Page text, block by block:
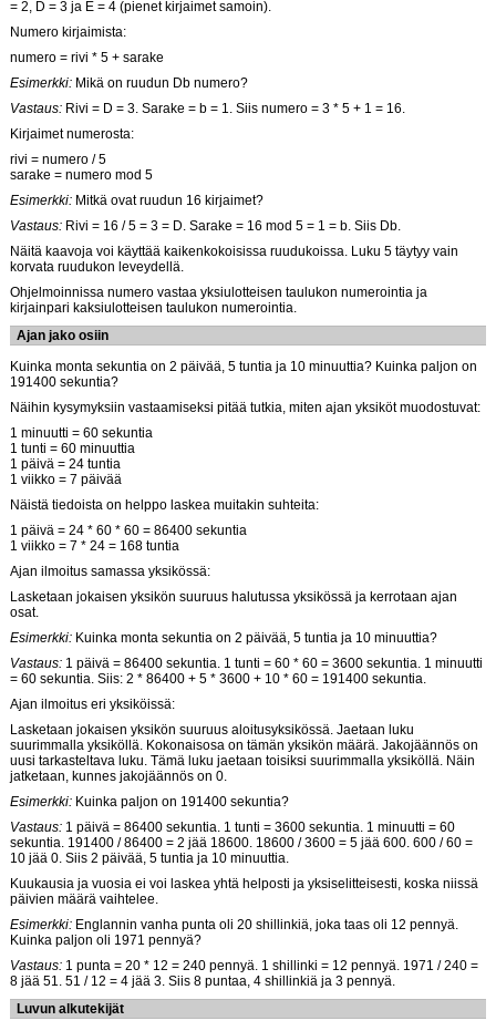
= 2, D = 3 ja E = 4 (pienet kirjaimet samoin).
Numero kirjaimista:
numero = rivi * 5 + sarake
Esimerkki: Mikä on ruudun Db numero?
Vastaus: Rivi = D = 3. Sarake = b = 1. Siis numero = 3 * 5 + 1 = 16.
Kirjaimet numerosta:
rivi = numero / 5
sarake = numero mod 5
Esimerkki: Mitkä ovat ruudun 16 kirjaimet?
Vastaus: Rivi = 16 / 5 = 3 = D. Sarake = 16 mod 5 = 1 = b. Siis Db.
Näitä kaavoja voi käyttää kaikenkokoisissa ruudukoissa. Luku 5 täytyy vain
korvata ruudukon leveydellä.
Ohjelmoinnissa numero vastaa yksiulotteisen taulukon numerointia ja
kirjainpari kaksiulotteisen taulukon numerointia.
Ajan jako osiin
Kuinka monta sekuntia on 2 päivää, 5 tuntia ja 10 minuuttia? Kuinka paljon on
191400 sekuntia?
Näihin kysymyksiin vastaamiseksi pitää tutkia, miten ajan yksiköt muodostuvat:
1 minuutti = 60 sekuntia
1 tunti = 60 minuuttia
1 päivä = 24 tuntia
1 viikko = 7 päivää
Näistä tiedoista on helppo laskea muitakin suhteita:
1 päivä = 24 * 60 * 60 = 86400 sekuntia
1 viikko = 7 * 24 = 168 tuntia
Ajan ilmoitus samassa yksikössä:
Lasketaan jokaisen yksikön suuruus halutussa yksikössä ja kerrotaan ajan
osat.
Esimerkki: Kuinka monta sekuntia on 2 päivää, 5 tuntia ja 10 minuuttia?
Vastaus: 1 päivä = 86400 sekuntia. 1 tunti = 60 * 60 = 3600 sekuntia. 1 minuutti
= 60 sekuntia. Siis: 2 * 86400 + 5 * 3600 + 10 * 60 = 191400 sekuntia.
Ajan ilmoitus eri yksiköissä:
Lasketaan jokaisen yksikön suuruus aloitusyksikössä. Jaetaan luku
suurimmalla yksiköllä. Kokonaisosa on tämän yksikön määrä. Jakojäännös on
uusi tarkasteltava luku. Tämä luku jaetaan toisiksi suurimmalla yksiköllä. Näin
jatketaan, kunnes jakojäännös on 0.
Esimerkki: Kuinka paljon on 191400 sekuntia?
Vastaus: 1 päivä = 86400 sekuntia. 1 tunti = 3600 sekuntia. 1 minuutti = 60
sekuntia. 191400 / 86400 = 2 jää 18600. 18600 / 3600 = 5 jää 600. 600 / 60 =
10 jää 0. Siis 2 päivää, 5 tuntia ja 10 minuuttia.
Kuukausia ja vuosia ei voi laskea yhtä helposti ja yksiselitteisesti, koska niissä
päivien määrä vaihtelee.
Esimerkki: Englannin vanha punta oli 20 shillinkiä, joka taas oli 12 pennyä.
Kuinka paljon oli 1971 pennyä?
Vastaus: 1 punta = 20 * 12 = 240 pennyä. 1 shillinki = 12 pennyä. 1971 / 240 =
8 jää 51. 51 / 12 = 4 jää 3. Siis 8 puntaa, 4 shillinkiä ja 3 pennyä.
Luvun alkutekijät